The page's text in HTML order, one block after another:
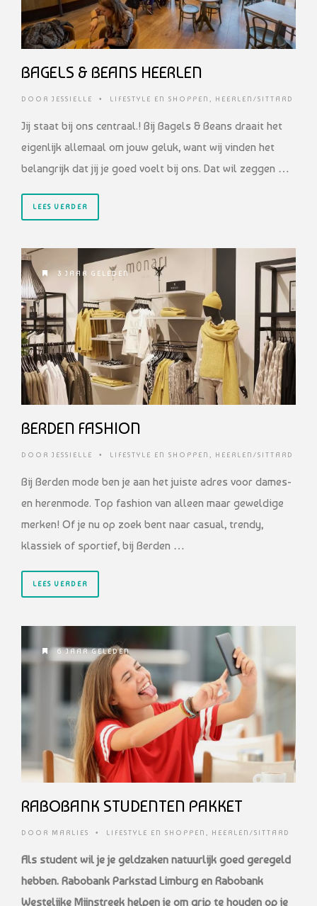
BAGELS & BEANS HEERLEN
DOOR JESSIELLE • LIFESTYLE EN SHOPPEN , HEERLEN/SITTARD
Jij staat bij ons centraal.! Bij Bagels & Beans draait het
eigenlijk allemaal om jouw geluk, want wij vinden het
belangrijk dat jij je goed voelt bij ons. Dat wil zeggen …
LEES VERDER
3 JAAR GELEDEN
BERDEN FASHION
DOOR JESSIELLE • LIFESTYLE EN SHOPPEN , HEERLEN/SITTARD
Bij Berden mode ben je aan het juiste adres voor dames-
en herenmode. Top fashion van alleen maar geweldige
merken! Of je nu op zoek bent naar casual, trendy,
klassiek of sportief, bij Berden …
LEES VERDER
6 JAAR GELEDEN
RABOBANK STUDENTEN PAKKET
DOOR MARLIES • LIFESTYLE EN SHOPPEN , HEERLEN/SITTARD
Als student wil je je geldzaken natuurlijk goed geregeld
hebben. Rabobank Parkstad Limburg en Rabobank
Westelijke Mijnstreek helpen je om grip te houden op je